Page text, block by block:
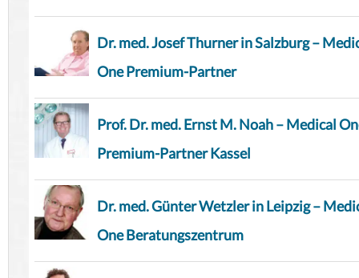
Dr. med. Josef Thurner in Salzburg –
One Premium-Partner
Prof. Dr. med. Ernst M. Noah – Medical
Premium-Partner Kassel
Dr. med. Günter Wetzler in Leipzig –
One Beratungszentrum